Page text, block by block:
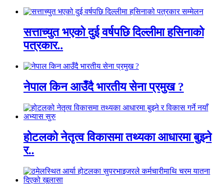
सत्ताच्युत भएको दुई वर्षपछि दिल्लीमा हसिनाको
पत्रकार..
नेपाल किन आउँदै भारतीय सेना प्रमुख ?
होटलको नेतृत्व विकासमा तथ्यका आधारमा बुझ्ने
र..